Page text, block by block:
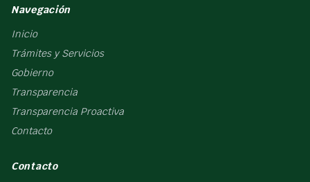
Navegación
Inicio
Trámites y Servicios
Gobierno
Transparencia
Transparencia Proactiva
Contacto
Contacto